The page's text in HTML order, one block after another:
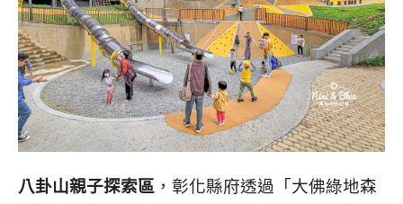
八卦山親子探索區 ，彰化縣府透過「大佛綠地森